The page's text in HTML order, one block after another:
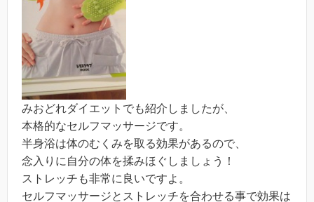
みおどれダイエットでも紹介しましたが、
本格的なセルフマッサージです。
半身浴は体のむくみを取る効果があるので、
念入りに自分の体を揉みほぐしましょう！
ストレッチも非常に良いですよ。
セルフマッサージとストレッチを合わせる事で効果は